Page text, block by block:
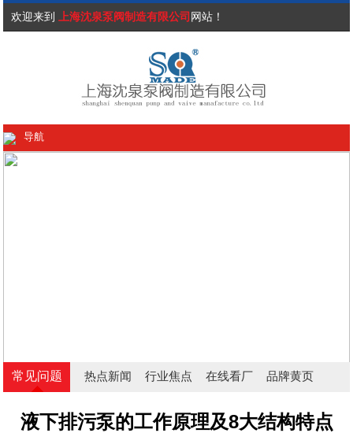
欢迎来到 上海沈泉泵阀制造有限公司 网站！
导航
常见问题 热点新闻 行业焦点 在线看厂 品牌黄页
液下排污泵的工作原理及8大结构特点